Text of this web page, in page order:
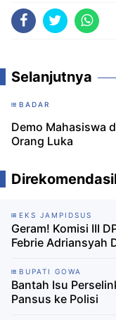
Selanjutnya
BADAR
Demo Mahasiswa
Orang Luka
EKS JAMPIDSUS
Geram! Komisi III
Febrie Adriansyah
BUPATI GOWA
Bantah Isu
Pansus ke Polisi